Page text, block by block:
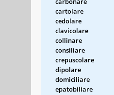
cartolare
cedolare
clavicolare
collinare
consiliare
crepuscolare
dipolare
domiciliare
epatobiliare